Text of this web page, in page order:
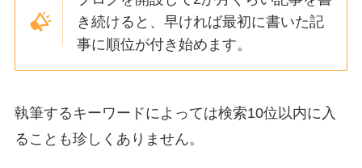
き続けると、早ければ最初に書いた記
事に順位が付き始めます。
執筆するキーワードによっては検索10位以内に入
ることも珍しくありません。